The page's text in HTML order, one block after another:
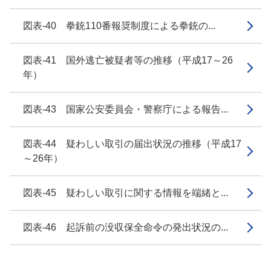
図表-40 拳銃110番報奨制度による拳銃の...
図表-41 国外逃亡被疑者等の推移（平成17～26
年）
図表-43 国家公安委員会・警察庁による報告...
図表-44 疑わしい取引の届出状況の推移（平成17
～26年）
図表-45 疑わしい取引に関する情報を端緒と...
図表-46 起訴前の没収保全命令の発出状況の...